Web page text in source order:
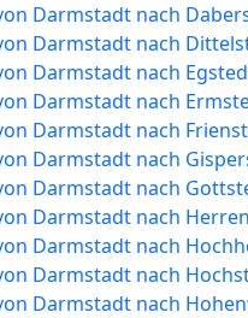
Darmstadt nach
Darmstadt nach
Darmstadt nach
Darmstadt nach
Darmstadt nach
Darmstadt nach
Darmstadt nach
Darmstadt nach
Darmstadt nach
Darmstadt nach
Darmstadt nach